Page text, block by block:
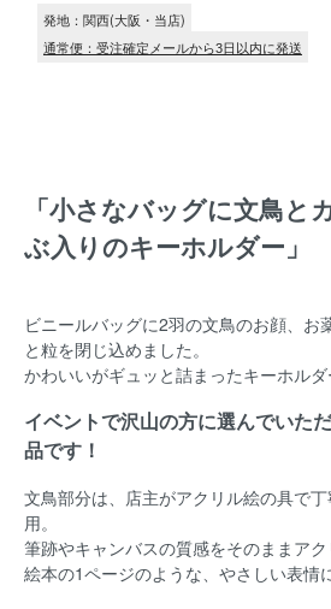
発地：関西(大阪・当店)
通常便：受注確定メールから3日以内に発送
「小さなバッグに文鳥と
ぶ入りのキーホルダー」
ビニールバッグに2羽の文鳥のお顔、お
と粒を閉じ込めました。
かわいいがギュッと詰まったキーホルダ
イベントで沢山の方に選んでいた
品です！
文鳥部分は、店主がアクリル絵の具で
用。
筆跡やキャンバスの質感をそのままアク
絵本の1ページのような、やさしい表情